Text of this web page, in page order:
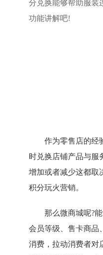
分兑换能够帮助服装
功能讲解吧!
作为零售店的经验
时兑换店铺产品与服
增加或者减少这都取
积分玩火营销。
那么微商城呢?能
会员等级、售卡商品
消费，拉动消费者对